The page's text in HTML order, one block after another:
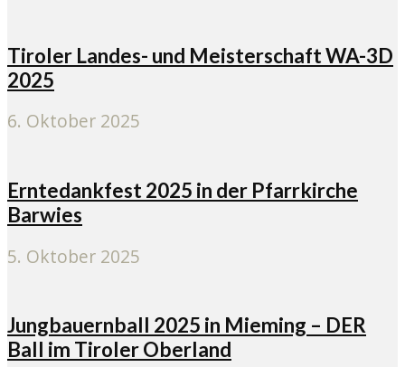
Tiroler Landes- und Meisterschaft WA-3D
2025
6. Oktober 2025
Erntedankfest 2025 in der Pfarrkirche
Barwies
5. Oktober 2025
Jungbauernball 2025 in Mieming – DER
Ball im Tiroler Oberland